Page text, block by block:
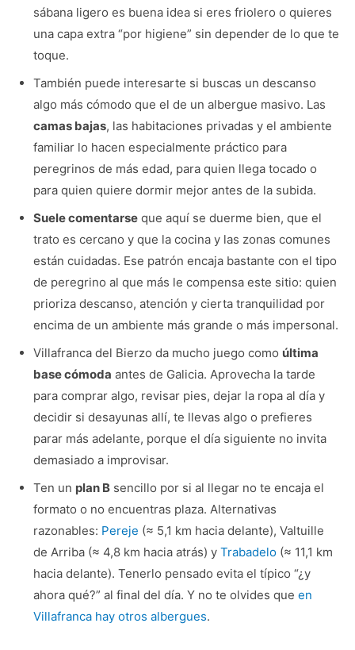
sábana ligero es buena idea si eres friolero o quieres
una capa extra “por higiene” sin depender de lo que te
toque.
También puede interesarte si buscas un descanso
algo más cómodo que el de un albergue masivo. Las
camas bajas, las habitaciones privadas y el ambiente
familiar lo hacen especialmente práctico para
peregrinos de más edad, para quien llega tocado o
para quien quiere dormir mejor antes de la subida.
Suele comentarseque aquí se duerme bien, que el
trato es cercano y que la cocina y las zonas comunes
están cuidadas. Ese patrón encaja bastante con el tipo
de peregrino al que más le compensa este sitio: quien
prioriza descanso, atención y cierta tranquilidad por
encima de un ambiente más grande o más impersonal.
Villafranca del Bierzo da mucho juego como última
base cómoda antes de Galicia. Aprovecha la tarde
para comprar algo, revisar pies, dejar la ropa al día y
decidir si desayunas allí, te llevas algo o prefieres
parar más adelante, porque el día siguiente no invita
demasiado a improvisar.
Ten un plan Bsencillo por si al llegar no te encaja el
formato o no encuentras plaza. Alternativas
razonables: Pereje (≈ 5,1 km hacia delante), Valtuille
de Arriba (≈ 4,8 km hacia atrás) y Trabadelo(≈ 11,1 km
hacia delante). Tenerlo pensado evita el típico “¿y
ahora qué?” al final del día. Y no te olvides que en
Villafranca hay otros albergues.